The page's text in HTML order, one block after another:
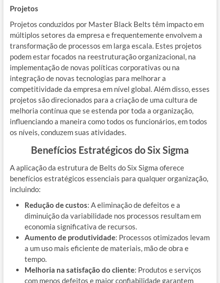
Projetos
Projetos conduzidos por Master Black Belts têm impacto em
múltiplos setores da empresa e frequentemente envolvem a
transformação de processos em larga escala. Estes projetos
podem estar focados na reestruturação organizacional, na
implementação de novas políticas corporativas ou na
integração de novas tecnologias para melhorar a
competitividade da empresa em nível global. Além disso, esses
projetos são direcionados para a criação de uma cultura de
melhoria contínua que se estenda por toda a organização,
influenciando a maneira como todos os funcionários, em todos
os níveis, conduzem suas atividades.
Benefícios Estratégicos do Six Sigma
A aplicação da estrutura de Belts do Six Sigma oferece
benefícios estratégicos essenciais para qualquer organização,
incluindo:
Redução de custos: A eliminação de defeitos e a
diminuição da variabilidade nos processos resultam em
economia significativa de recursos.
Aumento de produtividade: Processos otimizados levam
a um uso mais eficiente de materiais, mão de obra e
tempo.
Melhoria na satisfação do cliente: Produtos e serviços
com menos defeitos e maior confiabilidade garantem